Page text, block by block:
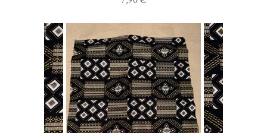
AJOUTER AU PANIER